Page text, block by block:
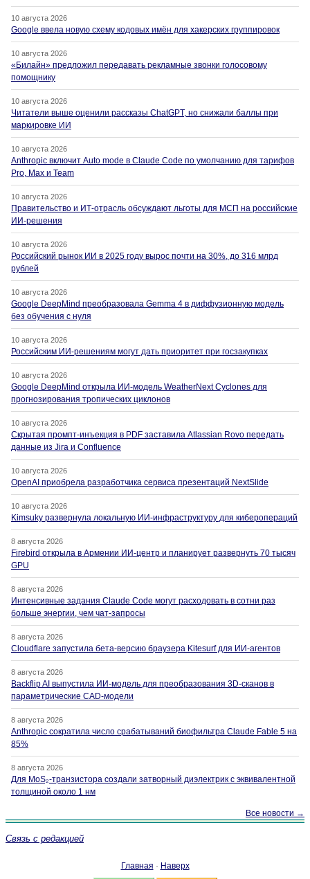
10 августа 2026
Google ввела новую схему кодовых имён для хакерских группировок
10 августа 2026
«Билайн» предложил передавать рекламные звонки голосовому
помощнику
10 августа 2026
Читатели выше оценили рассказы ChatGPT, но снижали баллы при
маркировке ИИ
10 августа 2026
Anthropic включит Auto mode в Claude Code по умолчанию для тарифов
Pro, Max и Team
10 августа 2026
Правительство и ИТ-отрасль обсуждают льготы для МСП на российские
ИИ-решения
10 августа 2026
Российский рынок ИИ в 2025 году вырос почти на 30%, до 316 млрд
рублей
10 августа 2026
Google DeepMind преобразовала Gemma 4 в диффузионную модель
без обучения с нуля
10 августа 2026
Российским ИИ-решениям могут дать приоритет при госзакупках
10 августа 2026
Google DeepMind открыла ИИ-модель WeatherNext Cyclones для
прогнозирования тропических циклонов
10 августа 2026
Скрытая промпт-инъекция в PDF заставила Atlassian Rovo передать
данные из Jira и Confluence
10 августа 2026
OpenAI приобрела разработчика сервиса презентаций NextSlide
10 августа 2026
Kimsuky развернула локальную ИИ-инфраструктуру для киберопераций
8 августа 2026
Firebird открыла в Армении ИИ-центр и планирует развернуть 70 тысяч
GPU
8 августа 2026
Интенсивные задания Claude Code могут расходовать в сотни раз
больше энергии, чем чат-запросы
8 августа 2026
Cloudflare запустила бета-версию браузера Kitesurf для ИИ-агентов
8 августа 2026
Backflip AI выпустила ИИ-модель для преобразования 3D-сканов в
параметрические CAD-модели
8 августа 2026
Anthropic сократила число срабатываний биофильтра Claude Fable 5 на
85%
8 августа 2026
Для MoS₂-транзистора создали затворный диэлектрик с эквивалентной
толщиной около 1 нм
Все новости →
Связь с редакцией
Главная · Наверх